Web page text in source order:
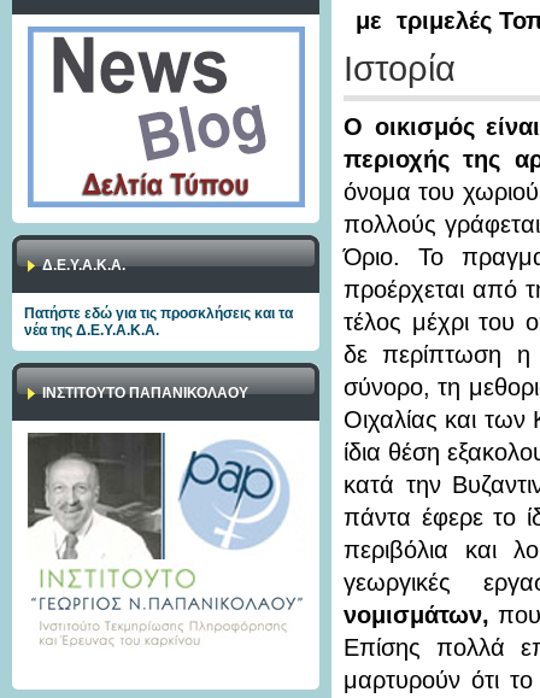
Δ.Ε.Υ.Α.Κ.Α.
Πατήστε εδώ για τις προσκλήσεις και τα
νέα της Δ.Ε.Υ.Α.Κ.Α.
ΙΝΣΤΙΤΟΥΤΟ ΠΑΠΑΝΙΚΟΛΑΟΥ
με τριμελές
Ιστορία
Ο οικισμός
περιοχής της
όνομα του
πολλούς
Όριο. Το
προέρχεται από
τέλος μέχρι του
δε περίπτωση η
σύνορο, τη
Οιχαλίας και των
ίδια θέση
κατά την
πάντα έφερε το
περιβόλια και
γεωργικές
νομισμάτων,
Επίσης πολλά
μαρτυρούν ότι